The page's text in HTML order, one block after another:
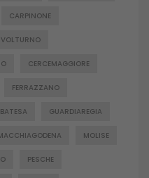
CARPINONE
CERCEMAGGIORE
FERRAZZANO
GUARDIAREGIA
MOLISE
PESCHE